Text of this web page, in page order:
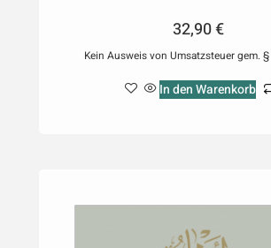
32,90€
Kein Ausweis von Umsatzsteuer gem. §
In den Warenkorb